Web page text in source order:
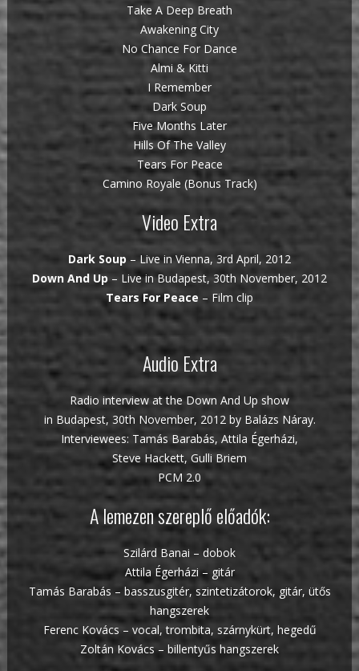
Take A Deep Breath
Awakening City
No Chance For Dance
Almi & Kitti
I Remember
Dark Soup
Five Months Later
Hills Of The Valley
Tears For Peace
Camino Royale (Bonus Track)
Video Extra
Dark Soup – Live in Vienna, 3rd April, 2012
Down And Up – Live in Budapest, 30th November, 2012
Tears For Peace – Film clip
Audio Extra
Radio interview at the Down And Up show
in Budapest, 30th November, 2012 by Balázs Náray.
Interviewees: Tamás Barabás, Attila Égerházi,
Steve Hackett, Gulli Briem
PCM 2.0
A lemezen szereplő előadók:
Szilárd Banai – dobok
Attila Égerházi – gitár
Tamás Barabás – basszusgitér, szintetizátorok, gitár, ütős
hangszerek
Ferenc Kovács – vocal, trombita, szárnykürt, hegedű
Zoltán Kovács – billentyűs hangszerek